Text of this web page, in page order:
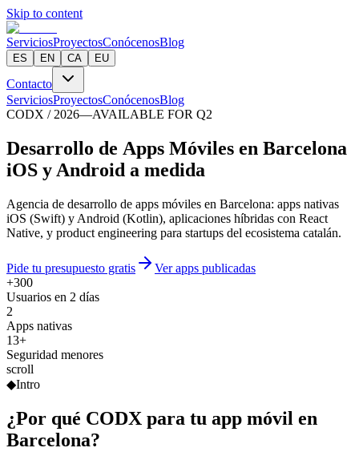
Skip to content
ServiciosProyectosConócenosBlog
ES EN CA EU
Contacto
ServiciosProyectosConócenosBlog
CODX / 2026—AVAILABLE FOR Q2
Desarrollo de Apps Móviles en Barcelona
iOS y Android a medida
Agencia de desarrollo de apps móviles en Barcelona: apps nativas
iOS (Swift) y Android (Kotlin), aplicaciones híbridas con React
Native, y product engineering para startups del ecosistema catalán.
Pide tu presupuesto gratis
Ver apps publicadas
+300
Usuarios en 2 días
2
Apps nativas
13+
Seguridad menores
scroll
◆Intro
¿Por qué CODX para tu app móvil en
Barcelona?